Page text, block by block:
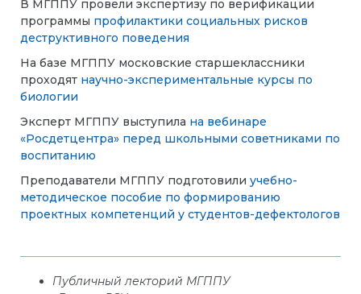
В МГППУ провели экспертизу по верификации
программы профилактики социальных рисков
деструктивного поведения
На базе МГППУ московские старшеклассники
проходят научно-экспериментальные курсы по
биологии
Эксперт МГППУ выступила на вебинаре
«Росдетцентра» перед школьными советниками по
воспитанию
Преподаватели МГППУ подготовили учебно-
методическое пособие по формированию
проектных компетенций у студентов-дефектологов
Публичный лекторий МГППУ